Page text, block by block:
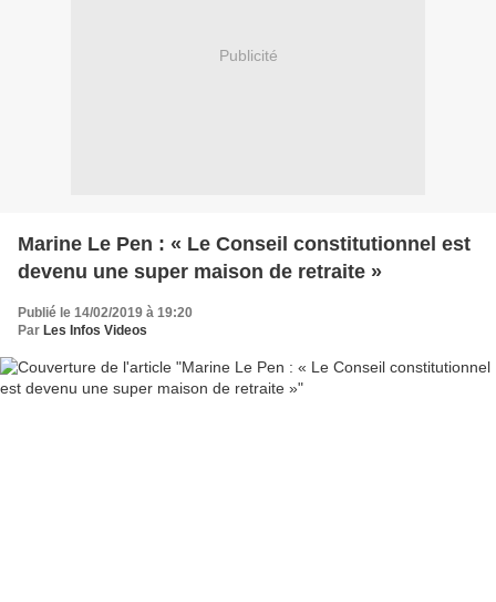
Publicité
Marine Le Pen : « Le Conseil constitutionnel est
devenu une super maison de retraite »
Publié le 14/02/2019 à 19:20
Par Les Infos Videos